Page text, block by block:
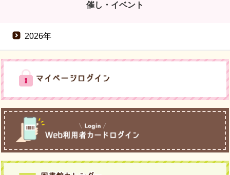
催し・イベント
2026年